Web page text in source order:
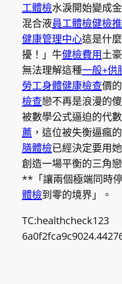
工體檢水淚開始變成
混合液員工體檢健檢
健康管理中心這是什
擾！」牛健檢費用土
無法理解這種一般+供
勞工身體健康檢查價
檢查戀不再是浪漫的
被數學公式逼迫的代
薦 ，這位被失衡逼瘋
膳體檢已經決定要用
創造一場平衡的三角
**「讓兩個極端同時
體檢到零的境界」。
TC:healthcheck123